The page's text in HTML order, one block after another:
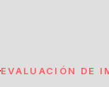
EVALUACIÓN DE